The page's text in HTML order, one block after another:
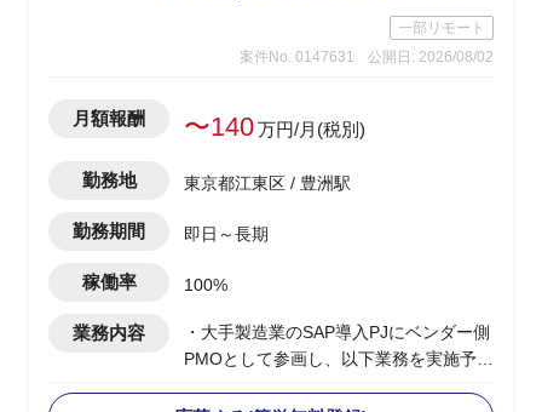
一部リモート
案件No. 0147631
公開日: 2026/08/02
月額報酬 〜140万円/月(税別)
勤務地 東京都江東区 / 豊洲駅
勤務期間 即日～長期
稼働率 100%
業務内容
・大手製造業のSAP導入PJにベンダー側
PMOとして参画し、以下業務を実施予定